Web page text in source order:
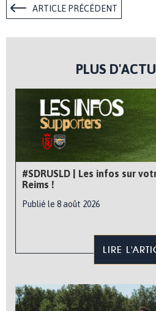
ARTICLE PRÉCÉDENT
PLUS
#SDRUSLD | Les infos sur
Reims !
Publié le 8 août 2026
LIRE